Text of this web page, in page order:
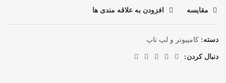
مقایسه افزودن به علاقه مندی ها
دسته: کامپیوتر و لپ تاپ
دنبال کردن: